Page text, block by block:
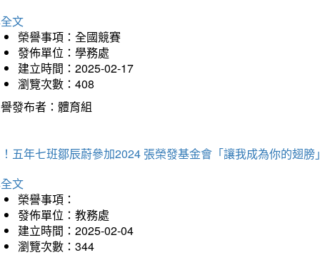
文
榮譽事項：全國競賽
發佈單位：學務處
建立時間：2025-02-17
瀏覽次數：408
發布者：體育組
五年七班鄒辰蔚參加2024 張榮發基金會「讓我成為你的翅
文
榮譽事項：
發佈單位：教務處
建立時間：2025-02-04
瀏覽次數：344